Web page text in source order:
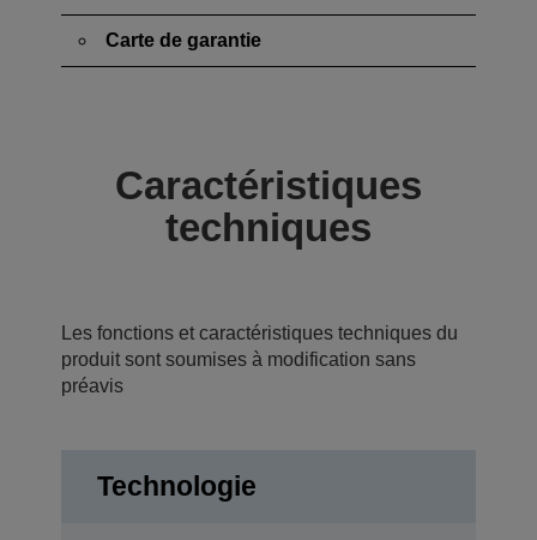
Carte de garantie
Caractéristiques
techniques
Les fonctions et caractéristiques techniques du
produit sont soumises à modification sans
préavis
Technologie